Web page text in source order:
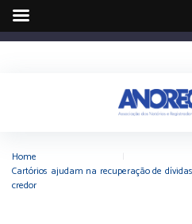
Home
Cartórios ajudam na recuperação de
credor